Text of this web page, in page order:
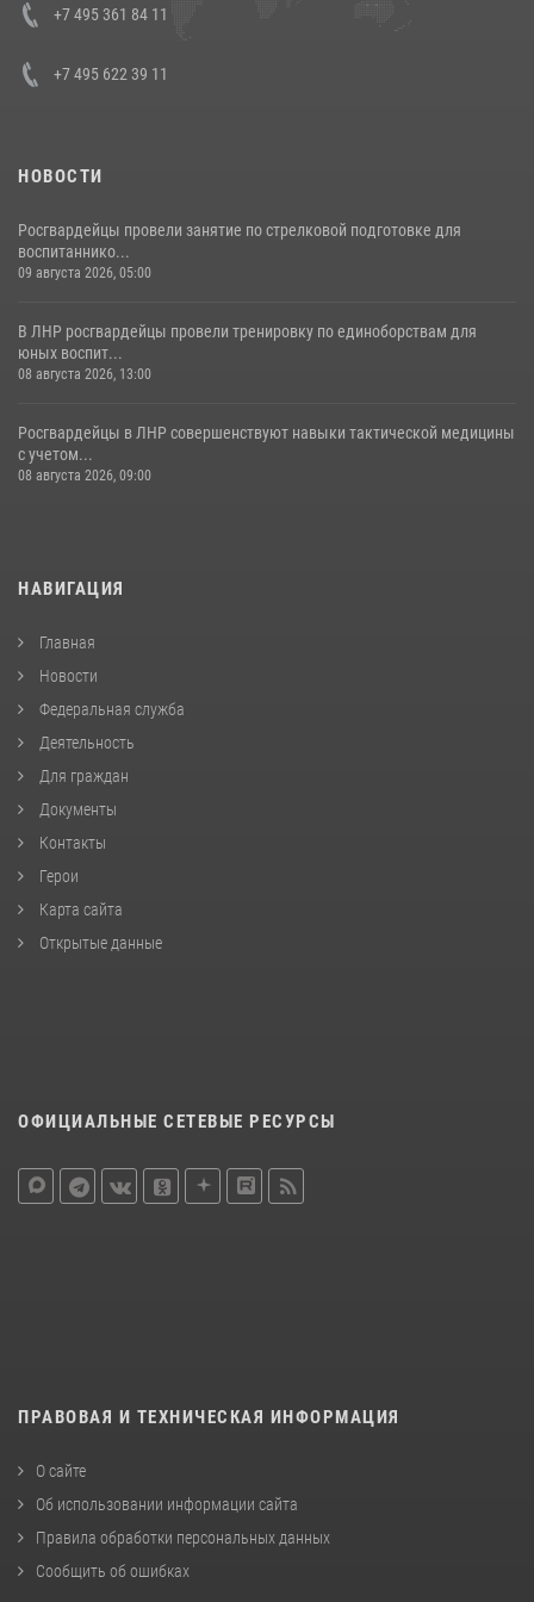
Кавказском федеральном округе Виталием Кузнецовым
+7 495 361 84 11
+7 495 622 39 11
НОВОСТИ
Росгвардейцы провели занятие по стрелковой подготовке для
воспитаннико...
09 августа 2026, 05:00
В ЛНР росгвардейцы провели тренировку по единоборствам для
юных воспит...
08 августа 2026, 13:00
Росгвардейцы в ЛНР совершенствуют навыки тактической медицины
с учетом...
08 августа 2026, 09:00
НАВИГАЦИЯ
Главная
Новости
Федеральная служба
Деятельность
Для граждан
Документы
Контакты
Герои
Карта сайта
Открытые данные
ОФИЦИАЛЬНЫЕ СЕТЕВЫЕ РЕСУРСЫ
ПРАВОВАЯ И ТЕХНИЧЕСКАЯ ИНФОРМАЦИЯ
О сайте
Об использовании информации сайта
Правила обработки персональных данных
Сообщить об ошибках